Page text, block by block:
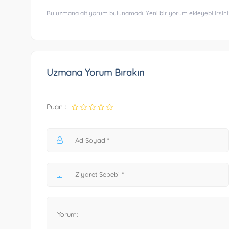
Bu uzmana ait yorum bulunamadı. Yeni bir yorum
Uzmana Yorum Bırakın
Puan :